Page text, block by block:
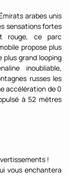
arabes unis
sensations fortes
rouge, ce parc
propose plus
plus grand looping
inoubliable,
russes les
accélération de 0
à 52 mètres
!
vous enchantera